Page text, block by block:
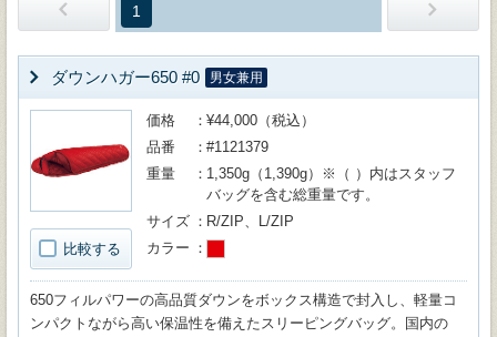
1
ダウンハガー650 #0 男女兼用
比較する
価格
¥44,000（税込）
品番
#1121379
重量
1,350g（1,390g）※（ ）内はスタッフ
バッグを含む総重量です。
サイズ
R/ZIP、L/ZIP
カラー
650フィルパワーの高品質ダウンをボックス構造で封入し、軽量コ
ンパクトながら高い保温性を備えたスリーピングバッグ。国内の